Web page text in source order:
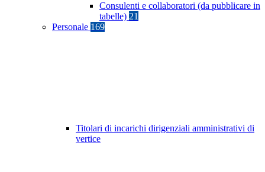
Consulenti e collaboratori (da pubblicare in
tabelle) 21
Personale 169
Titolari di incarichi dirigenziali amministrativi di
vertice